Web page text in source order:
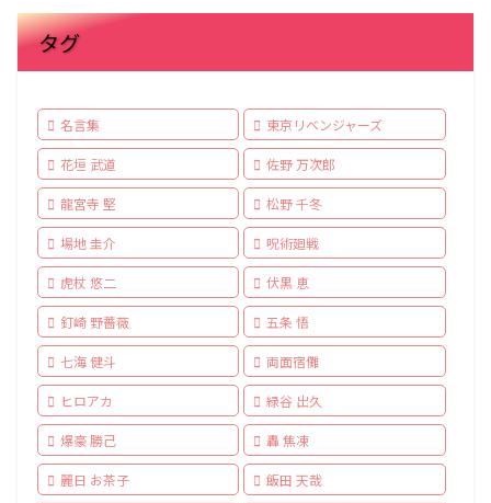
タグ
名言集 東京リベンジャーズ
花垣 武道 佐野 万次郎
龍宮寺 堅 松野 千冬
場地 圭介 呪術廻戦
虎杖 悠二 伏黒 恵
釘崎 野薔薇 五条 悟
七海 健斗 両面宿儺
ヒロアカ 緑谷 出久
爆豪 勝己 轟 焦凍
麗日 お茶子 飯田 天哉